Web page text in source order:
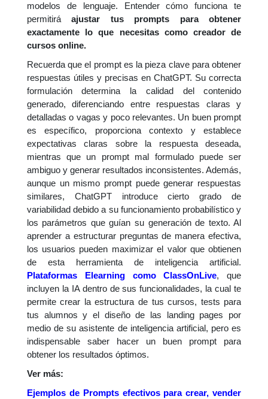
modelos de lenguaje. Entender cómo funciona te
permitiráajustar tus prompts para obtener
exactamente lo que necesitas como creador de
cursos online.
Recuerda que el prompt es la pieza clave para obtener
respuestas útiles y precisas en ChatGPT. Su correcta
formulación determina la calidad del contenido
generado, diferenciando entre respuestas claras y
detalladas o vagas y poco relevantes. Un buen prompt
es específico, proporciona contexto y establece
expectativas claras sobre la respuesta deseada,
mientras que un prompt mal formulado puede ser
ambiguo y generar resultados inconsistentes. Además,
aunque un mismo prompt puede generar respuestas
similares, ChatGPT introduce cierto grado de
variabilidad debido a su funcionamiento probabilístico y
los parámetros que guían su generación de texto. Al
aprender a estructurar preguntas de manera efectiva,
los usuarios pueden maximizar el valor que obtienen
de esta herramienta de inteligencia artificial.
Plataformas Elearning como ClassOnLive, que
incluyen la IA dentro de sus funcionalidades, la cual te
permite crear la estructura de tus cursos, tests para
tus alumnos y el diseño de las landing pages por
medio de su asistente de inteligencia artificial, pero es
indispensable saber hacer un buen prompt para
obtener los resultados óptimos.
Ver más:
Ejemplos de Prompts efectivos para crear, vender